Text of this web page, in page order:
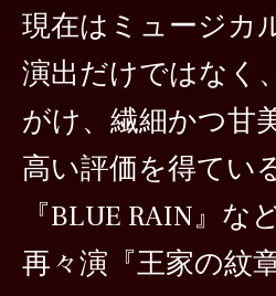
現在はミュージカ
演出だけではなく
がけ、繊細かつ甘
高い評価を得てい
『BLUE RAIN』
再々演『王家の紋